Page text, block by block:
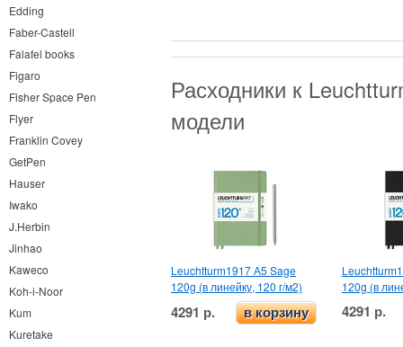
Edding
Faber-Castell
Falafel books
Figaro
Fisher Space Pen
Flyer
Franklin Covey
GetPen
Hauser
Iwako
J.Herbin
Jinhao
Kaweco
Koh-i-Noor
Kum
Kuretake
Расходники к
модели
Leuchtturm1917 А5 Sage
120g (в линейку, 120 г/м2)
4291 р. в корзину
120g (в
4291 р.